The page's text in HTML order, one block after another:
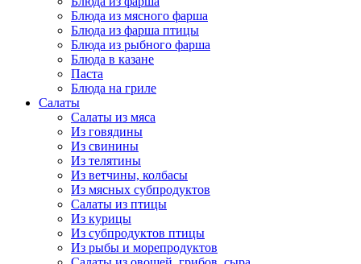
Блюда из мясного фарша
Блюда из фарша птицы
Блюда из рыбного фарша
Блюда в казане
Паста
Блюда на гриле
Салаты
Салаты из мяса
Из говядины
Из свинины
Из телятины
Из ветчины, колбасы
Из мясных субпродуктов
Салаты из птицы
Из курицы
Из субпродуктов птицы
Из рыбы и морепродуктов